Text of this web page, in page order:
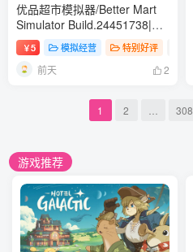
优品超市模拟器/Better Mart
Simulator Build.24451738|模
拟经营|容量5.7GB|免安装绿色
中文版
￥5 模拟经营 特别好评
前天 2
1 2 308
游戏推荐